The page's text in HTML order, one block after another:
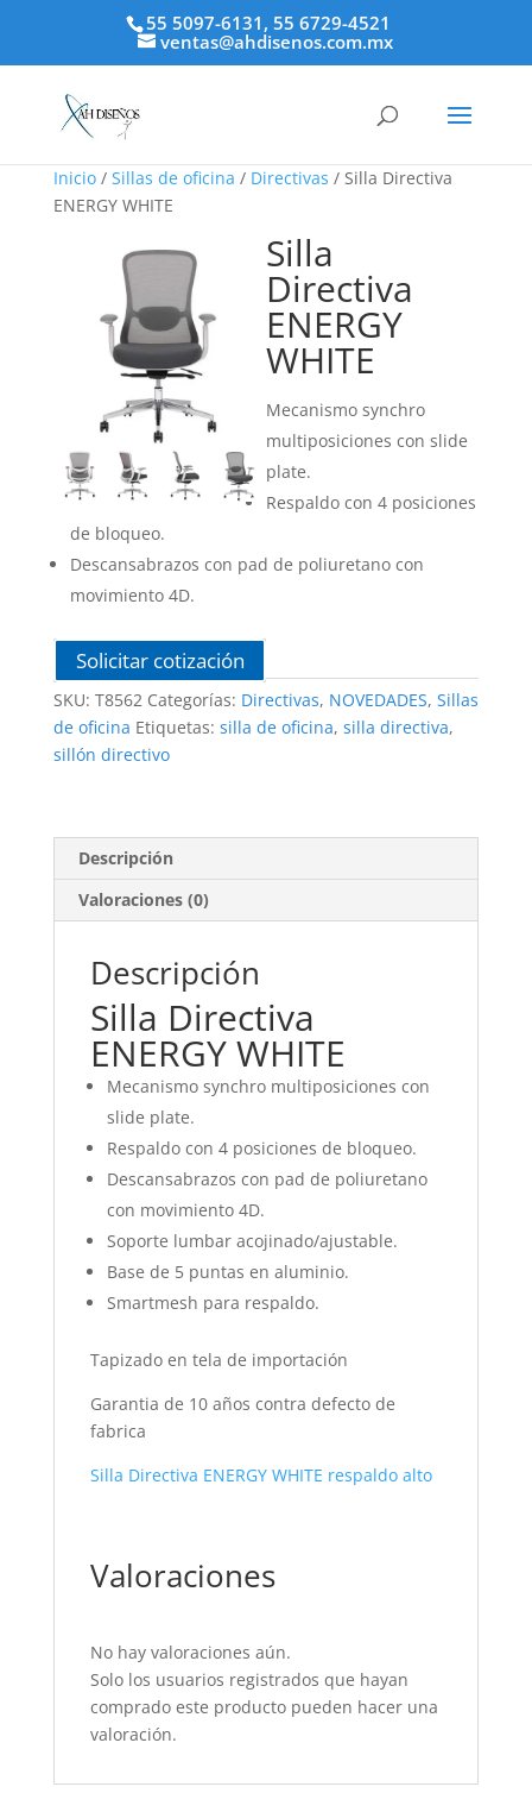
55 5097-6131, 55 6729-4521
ventas@ahdisenos.com.mx
Inicio/ Sillas de oficina / Directivas / Silla Directiva
ENERGY WHITE
Silla
Directiva
ENERGY
WHITE
Mecanismo synchro
multiposiciones con slide
plate.
Respaldo con 4 posiciones
de bloqueo.
Descansabrazos con pad de poliuretano con
movimiento 4D.
Solicitar cotización
SKU: T8562 Categorías: Directivas, NOVEDADES, Sillas
de oficina Etiquetas: silla de oficina, silla directiva,
sillón directivo
Descripción
Valoraciones (0)
Descripción
Silla Directiva
ENERGY WHITE
Mecanismo synchro multiposiciones con
slide plate.
Respaldo con 4 posiciones de bloqueo.
Descansabrazos con pad de poliuretano
con movimiento 4D.
Soporte lumbar acojinado/ajustable.
Base de 5 puntas en aluminio.
Smartmesh para respaldo.
Tapizado en tela de importación
Garantia de 10 años contra defecto de
fabrica
Silla Directiva ENERGY WHITE respaldo alto
Valoraciones
No hay valoraciones aún.
Solo los usuarios registrados que hayan
comprado este producto pueden hacer una
valoración.